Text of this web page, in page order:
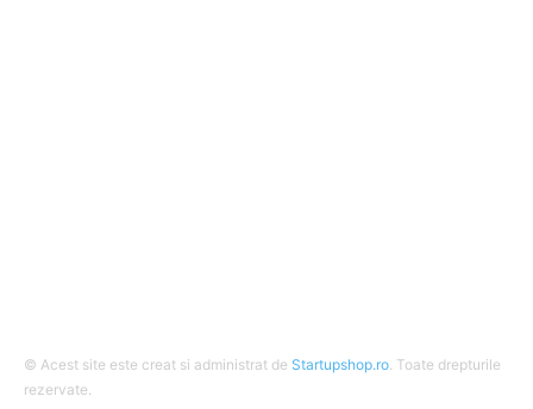
© Acest site este creat si administrat de Startupshop.ro . Toate drepturile
rezervate.